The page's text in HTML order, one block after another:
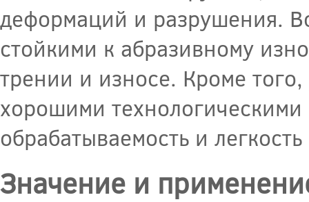
деформаций и разрушения.
стойкими к абразивному
трении и износе. Кроме
хорошими технологическими
обрабатываемость и
Значение и